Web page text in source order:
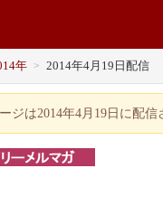
年 > 2014年4月19日配信
ジは2014年4月19日に配